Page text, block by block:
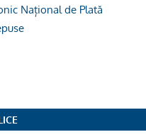
Național de Plată